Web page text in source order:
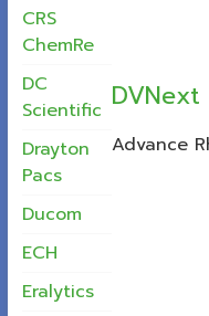
Advance
CRS
ChemRe
DC
Scientific
Drayton
Pacs
Ducom
ECH
Eralytics